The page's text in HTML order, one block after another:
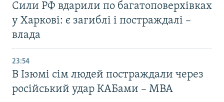
Сили РФ вдарили по багатоповерхівках
у Харкові: є загиблі і постраждалі –
влада
23:54
В Ізюмі сім людей постраждали через
російський удар КАБами – МВА